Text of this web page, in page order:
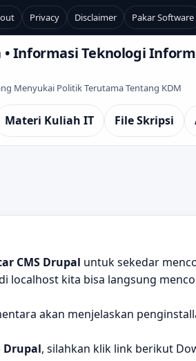
Privacy Disclaimer Pakar Software
Informasi Teknologi
Menyukai Politik Terutama Tentang KDM
Materi Kuliah IT File Skripsi
CMS Drupal untuk sekedar
localhost kita bisa langsung
akan menjelaskan
Drupal, silahkan klik link berikut